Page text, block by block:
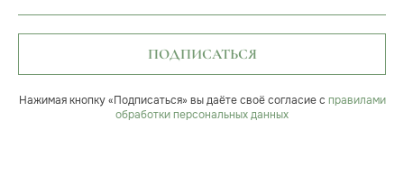
ПОДПИСАТЬСЯ
Нажимая кнопку «Подписаться» вы даёте своё согласие с правилами
обработки персональных данных